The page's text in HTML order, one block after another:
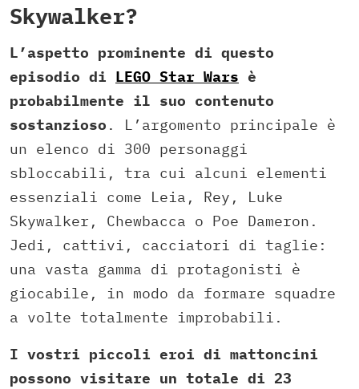
Skywalker?
L’aspetto prominente di questo
episodio di LEGO Star Wars è
probabilmente il suo contenuto
sostanzioso . L’argomento principale è
un elenco di 300 personaggi
sbloccabili, tra cui alcuni elementi
essenziali come Leia, Rey, Luke
Skywalker, Chewbacca o Poe Dameron.
Jedi, cattivi, cacciatori di taglie:
una vasta gamma di protagonisti è
giocabile, in modo da formare squadre
a volte totalmente improbabili.
I vostri piccoli eroi di mattoncini
possono visitare un totale di 23